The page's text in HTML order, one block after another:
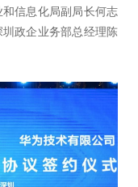
信息化局副局长何志
政企业务部总经理陈